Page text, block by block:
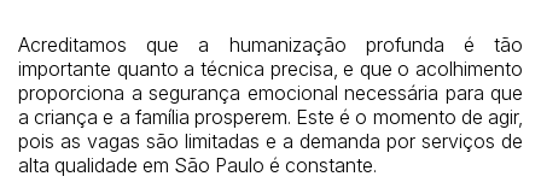
Acreditamos que a humanização profunda é tão
importante quanto a técnica precisa, e que o acolhimento
proporciona a segurança emocional necessária para que
a criança e a família prosperem. Este é o momento de agir,
pois as vagas são limitadas e a demanda por serviços de
alta qualidade em São Paulo é constante.